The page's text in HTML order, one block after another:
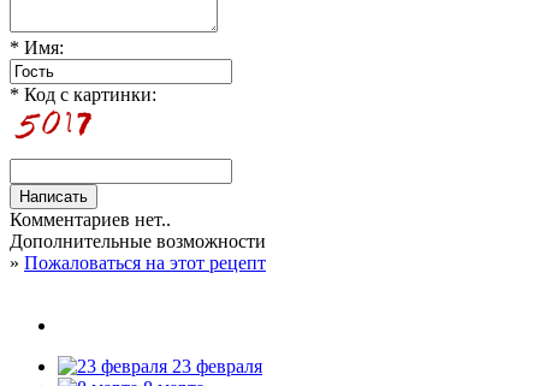
* Имя:
* Код с картинки:
Комментариев нет..
Дополнительные возможности
» Пожаловаться на этот рецепт
23 февраля